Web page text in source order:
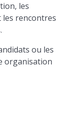
les
les rencontres
ou les
organisation